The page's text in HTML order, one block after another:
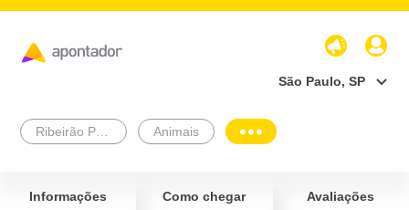
São Paulo, SP
Animais
Informações Como chegar Avaliações